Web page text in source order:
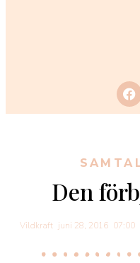
Den
Vildkraft juni 28, 2016 07:00